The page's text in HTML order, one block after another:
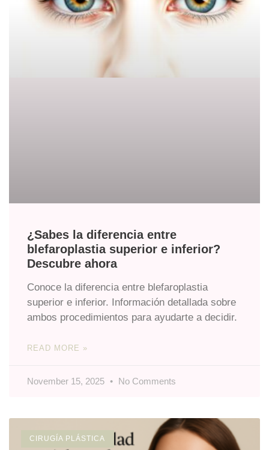
¿Sabes la diferencia entre
blefaroplastia superior e inferior?
Descubre ahora
Conoce la diferencia entre blefaroplastia
superior e inferior. Información detallada sobre
ambos procedimientos para ayudarte a decidir.
READ MORE »
November 15, 2025 No Comments
CIRUGÍA PLÁSTICA